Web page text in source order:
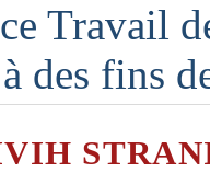
Travail
des fins